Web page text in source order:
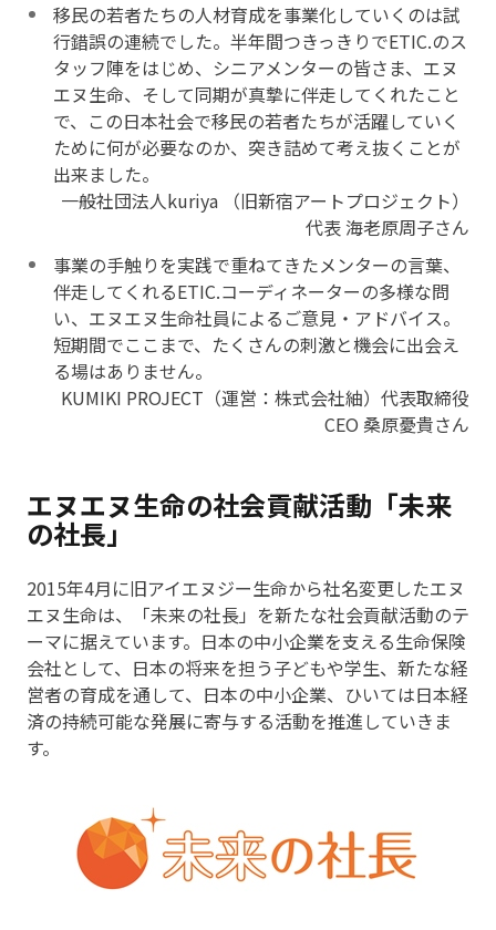
移民の若者たちの人材育成を事業化していくのは試
行錯誤の連続でした。半年間つきっきりでETIC.のス
タッフ陣をはじめ、シニアメンターの皆さま、エヌ
エヌ生命、そして同期が真摯に伴走してくれたこと
で、この日本社会で移民の若者たちが活躍していく
ために何が必要なのか、突き詰めて考え抜くことが
出来ました。
一般社団法人kuriya （旧新宿アートプロジェクト）
代表 海老原周子さん
事業の手触りを実践で重ねてきたメンターの言葉、
伴走してくれるETIC.コーディネーターの多様な問
い、エヌエヌ生命社員によるご意見・アドバイス。
短期間でここまで、たくさんの刺激と機会に出会え
る場はありません。
KUMIKI PROJECT（運営：株式会社紬）代表取締役
CEO 桑原憂貴さん
エヌエヌ生命の社会貢献活動「未来
の社長」
2015年4月に旧アイエヌジー生命から社名変更したエヌ
エヌ生命は、「未来の社長」を新たな社会貢献活動のテ
ーマに据えています。日本の中小企業を支える生命保険
会社として、日本の将来を担う子どもや学生、新たな経
営者の育成を通して、日本の中小企業、ひいては日本経
済の持続可能な発展に寄与する活動を推進していきま
す。